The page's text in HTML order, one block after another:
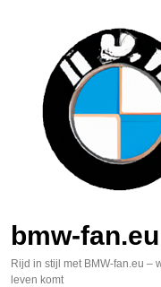
bmw-fan.eu
Rijd in stijl met BMW-fan.eu –
leven komt